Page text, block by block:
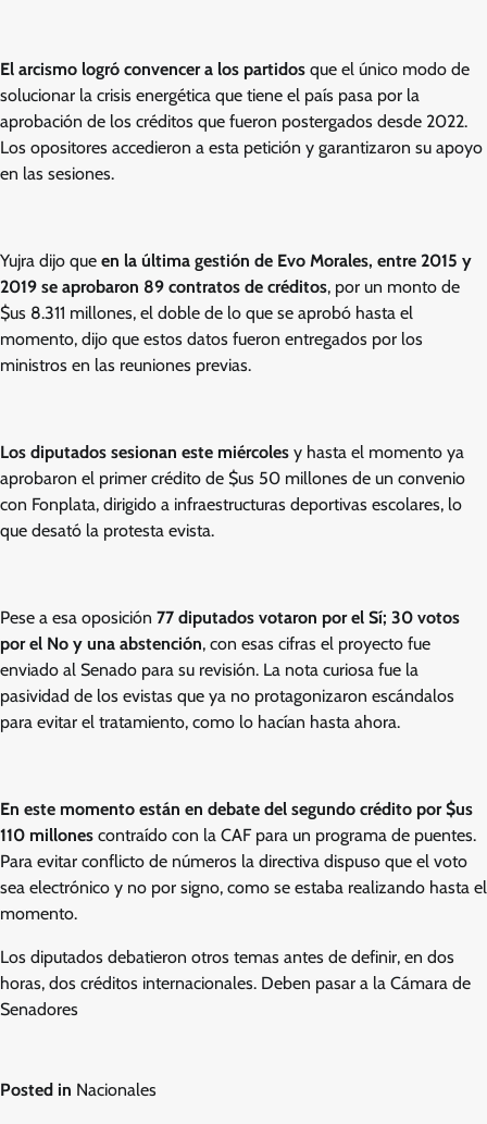
El arcismo logró convencer a los partidos que el único modo de
solucionar la crisis energética que tiene el país pasa por la
aprobación de los créditos que fueron postergados desde 2022.
Los opositores accedieron a esta petición y garantizaron su apoyo
en las sesiones.
Yujra dijo que en la última gestión de Evo Morales, entre 2015 y
2019 se aprobaron 89 contratos de créditos, por un monto de
$us 8.311 millones, el doble de lo que se aprobó hasta el
momento, dijo que estos datos fueron entregados por los
ministros en las reuniones previas.
Los diputados sesionan este miércoles y hasta el momento ya
aprobaron el primer crédito de $us 50 millones de un convenio
con Fonplata, dirigido a infraestructuras deportivas escolares, lo
que desató la protesta evista.
Pese a esa oposición 77 diputados votaron por el Sí; 30 votos
por el No y una abstención, con esas cifras el proyecto fue
enviado al Senado para su revisión. La nota curiosa fue la
pasividad de los evistas que ya no protagonizaron escándalos
para evitar el tratamiento, como lo hacían hasta ahora.
En este momento están en debate del segundo crédito por $us
110 millones contraído con la CAF para un programa de puentes.
Para evitar conflicto de números la directiva dispuso que el voto
sea electrónico y no por signo, como se estaba realizando hasta el
momento.
Los diputados debatieron otros temas antes de definir, en dos
horas, dos créditos internacionales. Deben pasar a la Cámara de
Senadores
Posted in Nacionales